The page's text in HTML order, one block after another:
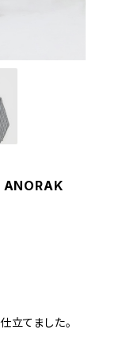
立てました。